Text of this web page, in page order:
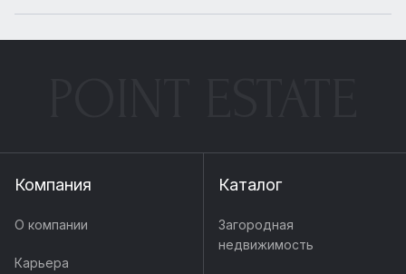
Компания
О компании
Карьера
Каталог
Загородная
недвижимость